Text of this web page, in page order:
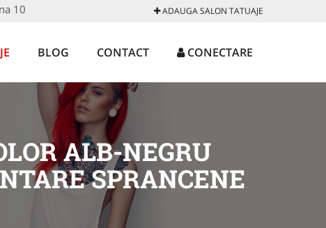
10 ADAUGA SALON TATUAJE
BLOG CONTACT CONECTARE
ALB-NEGRU
SPRANCENE